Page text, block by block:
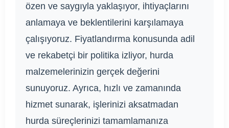
özen ve saygıyla yaklaşıyor, ihtiyaçlarını
anlamaya ve beklentilerini karşılamaya
çalışıyoruz. Fiyatlandırma konusunda adil
ve rekabetçi bir politika izliyor, hurda
malzemelerinizin gerçek değerini
sunuyoruz. Ayrıca, hızlı ve zamanında
hizmet sunarak, işlerinizi aksatmadan
hurda süreçlerinizi tamamlamanıza